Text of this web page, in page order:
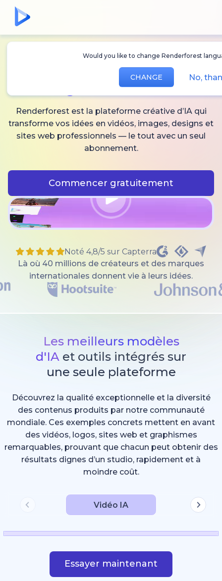
Would you like to change Renderforest
CHANGE No,
Créez desvidéos,
et audio IA
Renderforest est la plateforme créative d’IA qui
transforme vos idées en vidéos, images, designs et
sites web professionnels — le tout avec un seul
abonnement.
Commencer gratuitement
Noté 4,8/5 sur Capterra
Là où 40 millions de créateurs et des marques
internationales donnent vie à leurs idées.
Les meilleurs modèles
d'IA et outils intégrés sur
une seule plateforme
Découvrez la qualité exceptionnelle et la diversité
des contenus produits par notre communauté
mondiale. Ces exemples concrets mettent en avant
des vidéos, logos, sites web et graphismes
remarquables, prouvant que chacun peut obtenir des
résultats dignes d’un studio, rapidement et à
moindre coût.
Vidéo IA
Essayer maintenant